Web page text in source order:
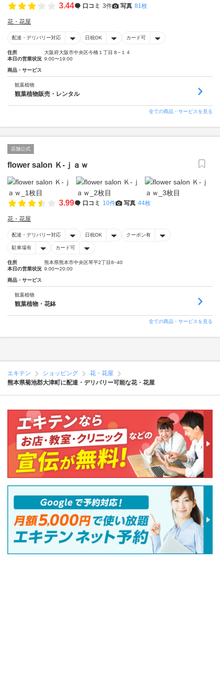
3.44 口コミ 3件 写真 81枚
花・花屋
配達・デリバリー対応 日祝OK カード可
住所
大阪府大阪市中央区今橋１丁目８−１４
本日の営業状況 9:00〜19:00
商品・サービス
観葉植物
観葉植物販売・レンタル
全ての商品・サービスを見る
店舗公式
flower salon Ｋ‐ｊａｗ
3.99 口コミ 10件 写真 44枚
花・花屋
配達・デリバリー対応 日祝OK クーポン有
駐車場有 カード可
住所
熊本県熊本市中央区琴平2丁目8−40
本日の営業状況 9:00〜20:00
商品・サービス
観葉植物
観葉植物・花鉢
全ての商品・サービスを見る
エキテン ショッピング
花・花屋
熊本県菊池郡大津町に配達・デリバリー可能な花・花屋